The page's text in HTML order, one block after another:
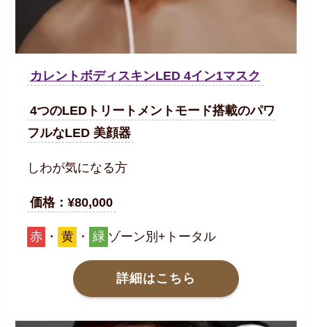
カレントボディスキンLED 4イン1マスク
4つのLEDトリートメントモード搭載のパワ
フルなLED 美顔器
しわが気になる方
価格：¥80,000
赤 ・ 黄 ・ 緑 ゾーン別+トータル
詳細はこちら